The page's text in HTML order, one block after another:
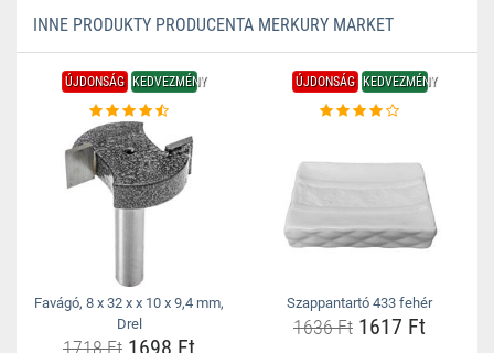
INNE PRODUKTY PRODUCENTA MERKURY MARKET
ÚJDONSÁG KEDVEZMÉNY
Favágó, 8 x 32 x x 10 x 9,4 mm,
Drel
1718 Ft 1698 Ft
ÚJDONSÁG KEDVEZMÉNY
Szappantartó 433 fehér
1636 Ft 1617 Ft